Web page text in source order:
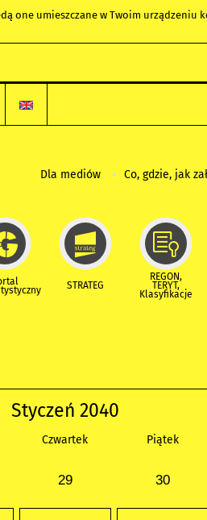
one umieszczane w Twoim urządzeniu
Dla mediów Co, gdzie, jak
STRATEG
REGON,
TERYT,
Klasyfikacje
Styczeń 2040
Czwartek Piątek
29 30